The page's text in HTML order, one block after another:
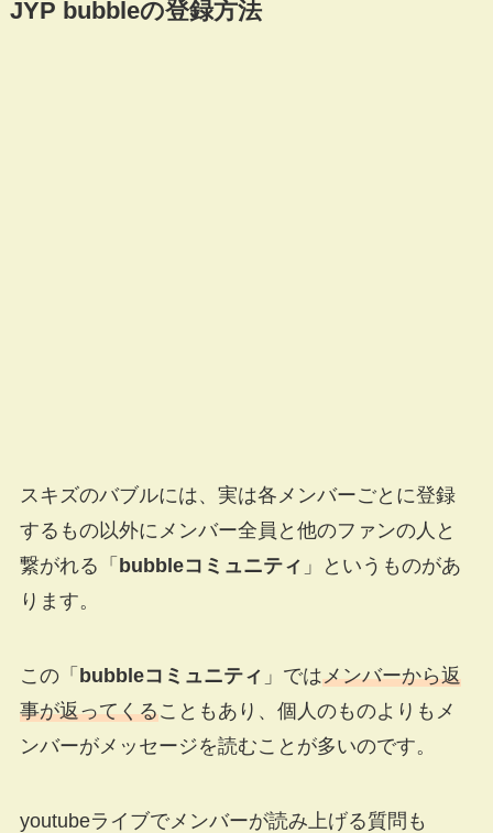
JYP bubbleの登録方法
スキズのバブルには、実は各メンバーごとに登録
するもの以外にメンバー全員と他のファンの人と
繋がれる「 bubbleコミュニティ 」というものがあ
ります。
この「 bubbleコミュニティ 」ではメンバーから返
事が返ってくることもあり、個人のものよりもメ
ンバーがメッセージを読むことが多いのです。
youtubeライブでメンバーが読み上げる質問も